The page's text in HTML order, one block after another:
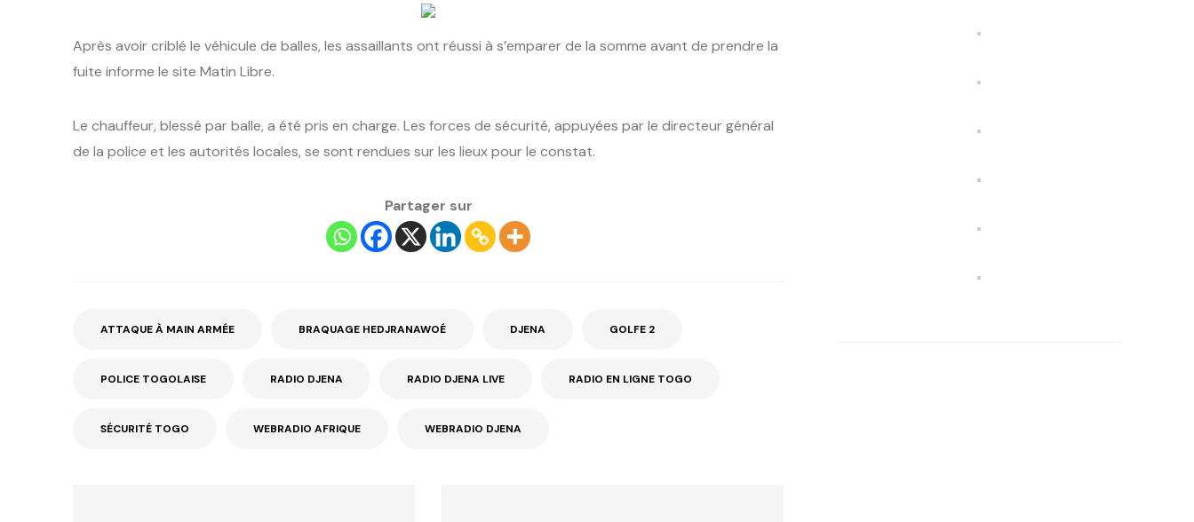
Après avoir criblé le véhicule de balles, les assaillants ont réussi à s’emparer de la somme avant de prendre la
fuite informe le site Matin Libre.
Le chauffeur, blessé par balle, a été pris en charge. Les forces de sécurité, appuyées par le directeur général
de la police et les autorités locales, se sont rendues sur les lieux pour le constat.
Partager sur
ATTAQUE À MAIN ARMÉE BRAQUAGE HEDJRANAWOÉ DJENA GOLFE 2
POLICE TOGOLAISE RADIO DJENA RADIO DJENA LIVE RADIO EN LIGNE TOGO
SÉCURITÉ TOGO WEBRADIO AFRIQUE WEBRADIO DJENA